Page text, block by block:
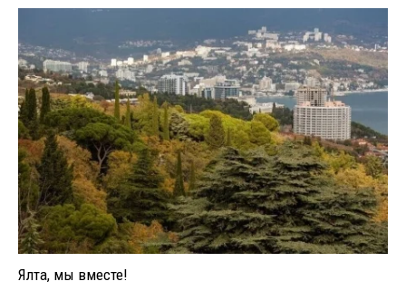
Ялта, мы вместе!